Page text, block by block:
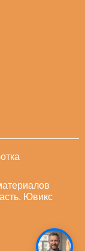
Ювикс